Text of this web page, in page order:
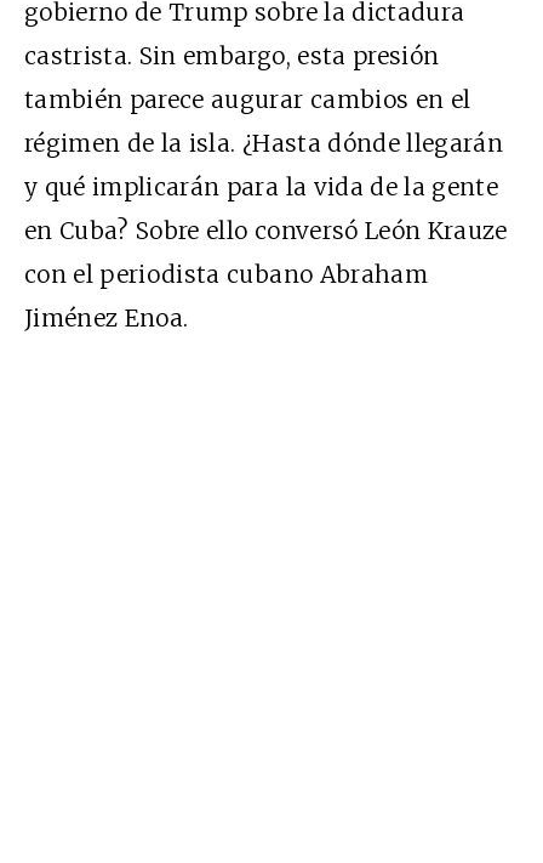
gobierno de Trump sobre la dictadura
castrista. Sin embargo, esta presión
también parece augurar cambios en el
régimen de la isla. ¿Hasta dónde llegarán
y qué implicarán para la vida de la gente
en Cuba? Sobre ello conversó León Krauze
con el periodista cubano Abraham
Jiménez Enoa.